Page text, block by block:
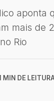
aponta
mais de
Rio
MIN DE